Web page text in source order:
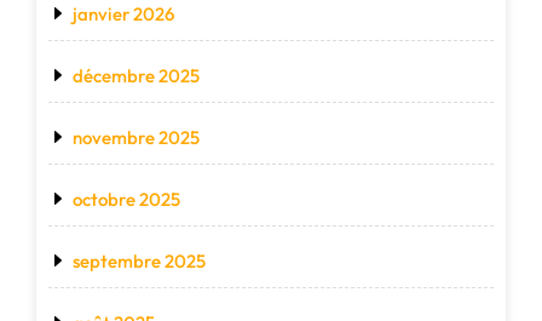
janvier 2026
décembre 2025
novembre 2025
octobre 2025
septembre 2025